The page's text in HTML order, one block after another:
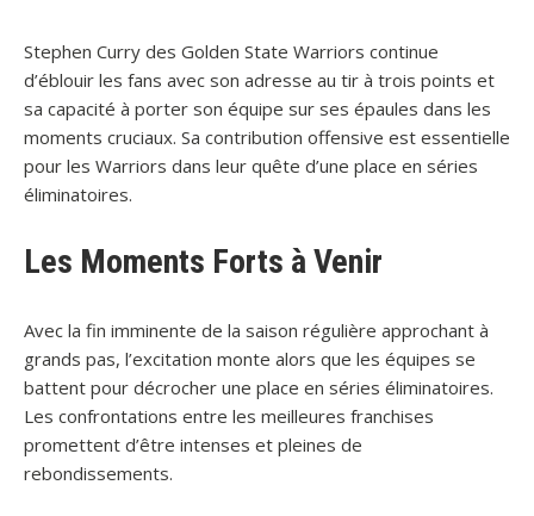
Stephen Curry des Golden State Warriors continue
d’éblouir les fans avec son adresse au tir à trois points et
sa capacité à porter son équipe sur ses épaules dans les
moments cruciaux. Sa contribution offensive est essentielle
pour les Warriors dans leur quête d’une place en séries
éliminatoires.
Les Moments Forts à Venir
Avec la fin imminente de la saison régulière approchant à
grands pas, l’excitation monte alors que les équipes se
battent pour décrocher une place en séries éliminatoires.
Les confrontations entre les meilleures franchises
promettent d’être intenses et pleines de
rebondissements.